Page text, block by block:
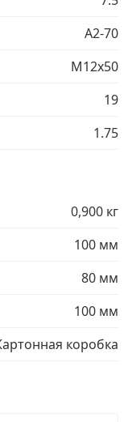
A2-70
М12х50
19
1.75
0,900 кг
100 мм
80 мм
100 мм
коробка